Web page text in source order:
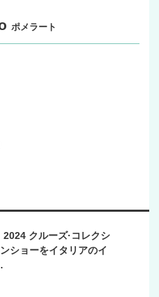
ポメラート
2024 クルーズ·コレクシ
ショーをイタリアのイ